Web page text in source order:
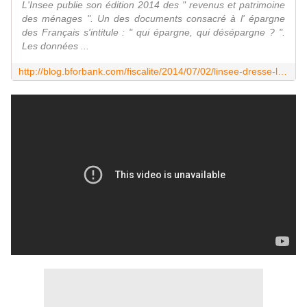
L'Insee publie son édition 2014 des " revenus et patrimoine
des ménages ". Un des documents consacré à l' épargne
des Français s'intitule : " qui épargne, qui désépargne ? ".
Les données ...